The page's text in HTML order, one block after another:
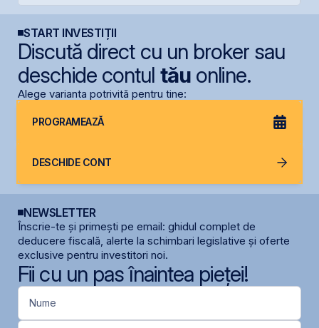
START INVESTIȚII
Discută direct cu un broker sau
deschide contul tăuonline.
Alege varianta potrivită pentru tine:
PROGRAMEAZĂ
DESCHIDE CONT
NEWSLETTER
Înscrie-te și primești pe email: ghidul complet de
deducere fiscală, alerte la schimbari legislative și oferte
exclusive pentru investitori noi.
Fii cu un pas înaintea pieței!
Nume